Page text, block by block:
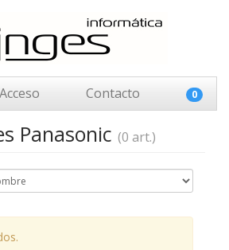
Acceso Contacto 0
Panasonic (0 art.)